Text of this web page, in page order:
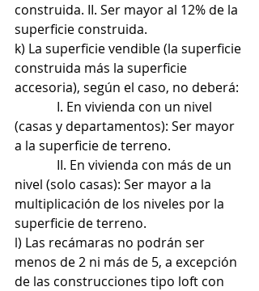
construida. II. Ser mayor al 12% de la
superficie construida.
k) La superficie vendible (la superficie
construida más la superficie
accesoria), según el caso, no deberá:
(casas y departamentos): Ser mayor
a la superficie de terreno.
nivel (solo casas): Ser mayor a la
multiplicación de los niveles por la
superficie de terreno.
l) Las recámaras no podrán ser
menos de 2 ni más de 5, a excepción
de las construcciones tipo loft con